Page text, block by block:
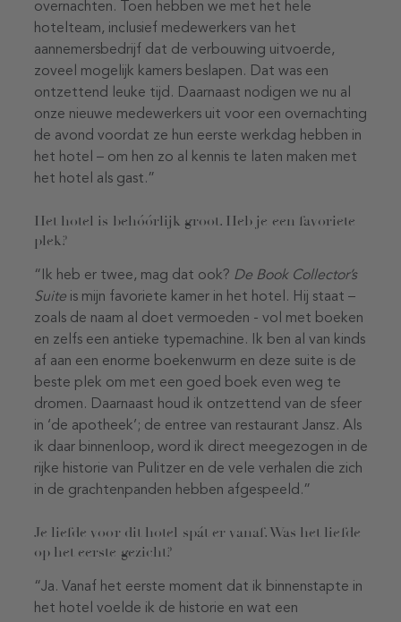
overnachten. Toen hebben we met het hele
hotelteam, inclusief medewerkers van het
aannemersbedrijf dat de verbouwing uitvoerde,
zoveel mogelijk kamers beslapen. Dat was een
ontzettend leuke tijd. Daarnaast nodigen we nu al
onze nieuwe medewerkers uit voor een overnachting
de avond voordat ze hun eerste werkdag hebben in
het hotel – om hen zo al kennis te laten maken met
het hotel als gast.”
Het hotel is behóórlijk groot. Heb je een favoriete
plek?
“Ik heb er twee, mag dat ook? De Book Collector’s
Suiteis mijn favoriete kamer in het hotel. Hij staat –
zoals de naam al doet vermoeden - vol met boeken
en zelfs een antieke typemachine. Ik ben al van kinds
af aan een enorme boekenwurm en deze suite is de
beste plek om met een goed boek even weg te
dromen. Daarnaast houd ik ontzettend van de sfeer
in ‘de apotheek’; de entree van restaurant Jansz. Als
ik daar binnenloop, word ik direct meegezogen in de
rijke historie van Pulitzer en de vele verhalen die zich
in de grachtenpanden hebben afgespeeld.”
Je liefde voor dit hotel spát er vanaf. Was het liefde
op het eerste gezicht?
“Ja. Vanaf het eerste moment dat ik binnenstapte in
het hotel voelde ik de historie en wat een